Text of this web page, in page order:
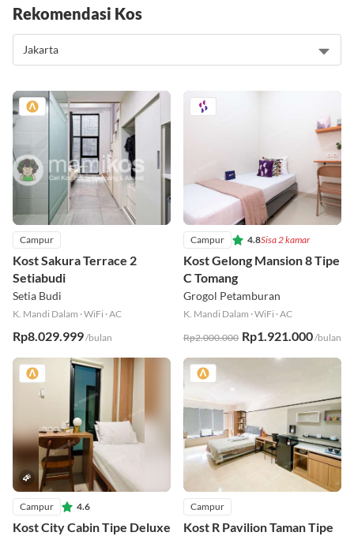
Rekomendasi Kos
Campur
Kost Sakura Terrace 2
Setiabudi
Setia Budi
K. Mandi Dalam ·WiFi ·AC
Rp8.029.999/bulan
Campur 4.8Sisa 2 kamar
Kost Gelong Mansion 8 Tipe
C Tomang
Grogol Petamburan
K. Mandi Dalam ·WiFi ·AC
Rp2.000.000 Rp1.921.000/bulan
Campur 4.6
Kost City Cabin Tipe Deluxe
Campur
Kost R Pavilion Taman Tipe